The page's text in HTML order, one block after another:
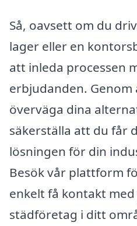
Så, oavsett om du
lager eller en
att inleda processen
erbjudanden.
överväga dina
säkerställa att du får
lösningen för din
Besök vår plattform
enkelt få kontakt
städföretag i ditt